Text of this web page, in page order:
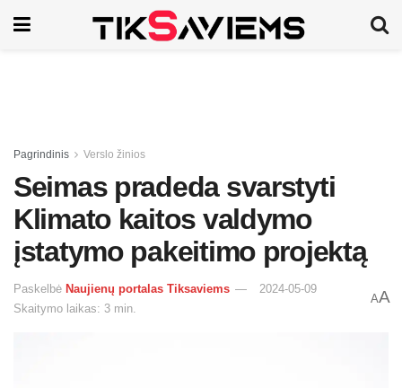
Pagrindinis Verslo žinios
Seimas pradeda svarstyti
Klimato kaitos valdymo
įstatymo pakeitimo projektą
Paskelbė Naujienų portalas Tiksaviems
2024-05-09
Skaitymo laikas: 3 min.
AA